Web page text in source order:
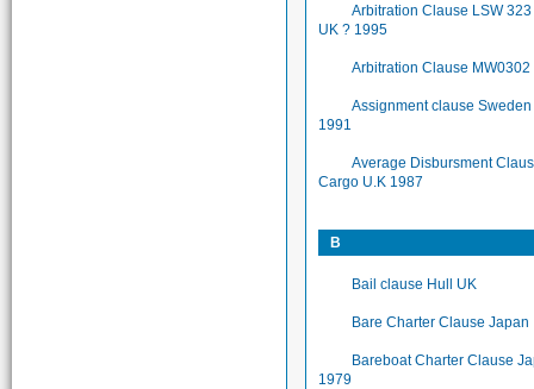
Arbitration Clause LSW
UK ? 1995
Arbitration Clause
Assignment clause Sweden
1991
Average Disbursment
Cargo U.K 1987
B
Bail clause Hull UK
Bare Charter Clause Japan
Bareboat Charter Clause
1979